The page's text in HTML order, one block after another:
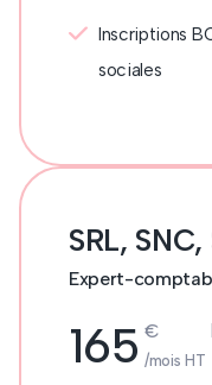
Inscriptions
sociales
SRL,
Expert-
165 €
/mois HT